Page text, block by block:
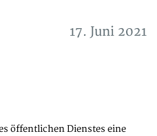
17. Juni 2021
öffentlichen Dienstes eine